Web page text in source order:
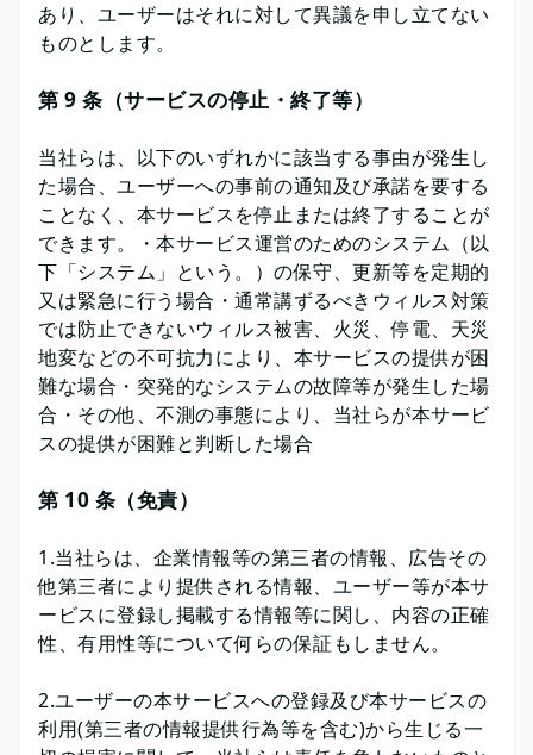
あり、ユーザーはそれに対して異議を申し立てない
ものとします。
第 9 条（サービスの停止・終了等）
当社らは、以下のいずれかに該当する事由が発生し
た場合、ユーザーへの事前の通知及び承諾を要する
ことなく、本サービスを停止または終了することが
できます。・本サービス運営のためのシステム（以
下「システム」という。）の保守、更新等を定期的
又は緊急に行う場合・通常講ずるべきウィルス対策
では防止できないウィルス被害、火災、停電、天災
地変などの不可抗力により、本サービスの提供が困
難な場合・突発的なシステムの故障等が発生した場
合・その他、不測の事態により、当社らが本サービ
スの提供が困難と判断した場合
第 10 条（免責）
1.当社らは、企業情報等の第三者の情報、広告その
他第三者により提供される情報、ユーザー等が本サ
ービスに登録し掲載する情報等に関し、内容の正確
性、有用性等について何らの保証もしません。
2.ユーザーの本サービスへの登録及び本サービスの
利用(第三者の情報提供行為等を含む)から生じる一